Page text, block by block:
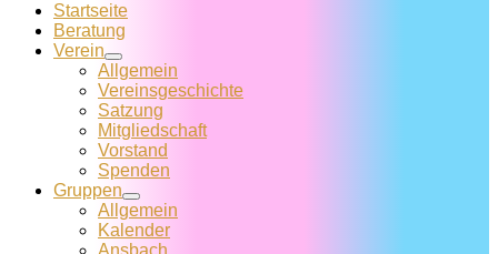
Startseite
Beratung
Verein
Allgemein
Vereins­geschichte
Satzung
Mitglied­schaft
Vorstand
Spenden
Gruppen
Allgemein
Kalender
Ansbach